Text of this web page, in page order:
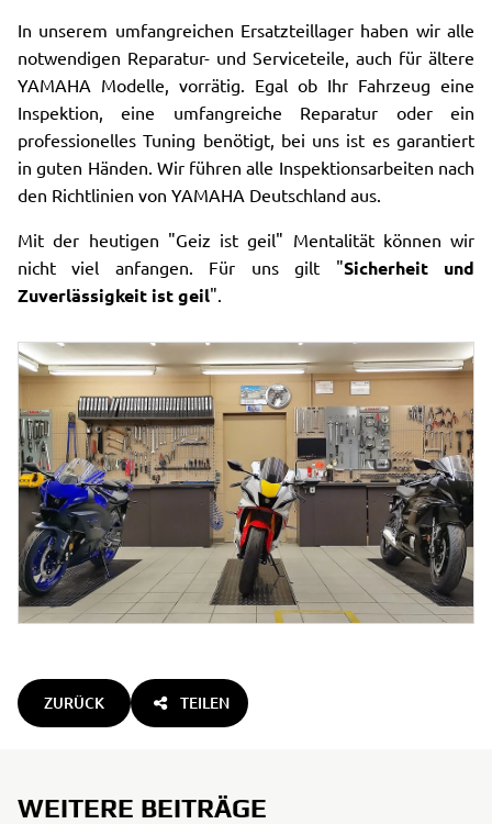
In unserem umfangreichen Ersatzteillager haben wir alle
notwendigen Reparatur- und Serviceteile, auch für ältere
YAMAHA Modelle, vorrätig. Egal ob Ihr Fahrzeug eine
Inspektion, eine umfangreiche Reparatur oder ein
professionelles Tuning benötigt, bei uns ist es garantiert
in guten Händen. Wir führen alle Inspektionsarbeiten nach
den Richtlinien von YAMAHA Deutschland aus.
Mit der heutigen "Geiz ist geil" Mentalität können wir
nicht viel anfangen. Für uns gilt "Sicherheit und
Zuverlässigkeit ist geil".
ZURÜCK TEILEN
WEITERE BEITRÄGE